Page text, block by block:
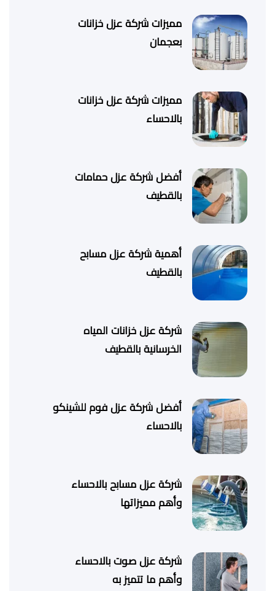
مميزات شركة عزل خزانات
بعجمان
مميزات شركة عزل خزانات
بالاحساء
أفضل شركة عزل حمامات
بالقطيف
أهمية شركة عزل مسابح
بالقطيف
شركة عزل خزانات المياه
الخرسانية بالقطيف
أفضل شركة عزل فوم للشينكو
بالاحساء
شركة عزل مسابح بالاحساء
وأهم مميزاتها
شركة عزل صوت بالاحساء
وأهم ما تتميز به